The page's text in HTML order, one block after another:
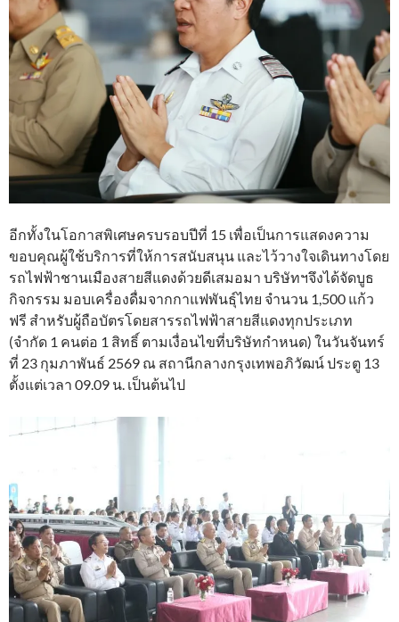
อีกทั้งในโอกาสพิเศษครบรอบปีที่ 15 เพื่อเป็นการแสดงความ
ขอบคุณผู้ใช้บริการที่ให้การสนับสนุน และไว้วางใจเดินทางโดย
รถไฟฟ้าชานเมืองสายสีแดงด้วยดีเสมอมา บริษัทฯจึงได้จัดบูธ
กิจกรรม มอบเครื่องดื่มจากกาแฟพันธุ์ไทย จำนวน 1,500 แก้ว
ฟรี สำหรับผู้ถือบัตรโดยสารรถไฟฟ้าสายสีแดงทุกประเภท
(จำกัด 1 คนต่อ 1 สิทธิ์ ตามเงื่อนไขที่บริษัทกำหนด) ในวันจันทร์
ที่ 23 กุมภาพันธ์ 2569 ณ สถานีกลางกรุงเทพอภิวัฒน์ ประตู 13
ตั้งแต่เวลา 09.09 น. เป็นต้นไป